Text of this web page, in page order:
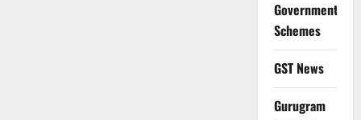
Government
Schemes
GST News
Gurugram